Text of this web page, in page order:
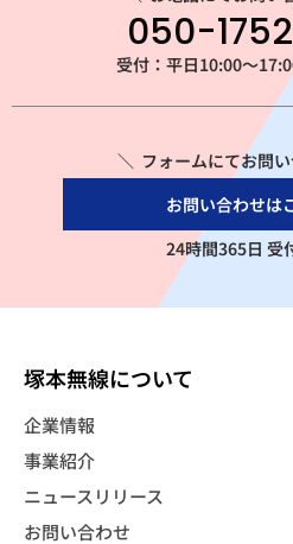
050-
受付：平日10:00～
＼ フォームにてお問
お問い合わせは
24時間365日 受
塚本無線について
企業情報
事業紹介
ニュースリリース
お問い合わせ